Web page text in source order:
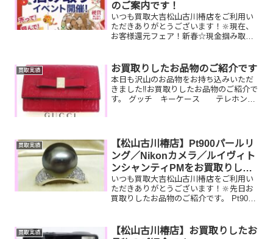
のご案内です！
いつも買取大吉松山古川椿店をご利用い
ただきありがとうございます！🔆現在、
お客様還元フェア！新春☆現金掴み取り
様限定でご参加いただけます😌(金券類、
テ...
買取実績 お買取りしたお品物のご紹介です
本日も沢山のお品物をお持ち込みいただ
きました‼️お買取りしたお品物のご紹介で
す。 グッチ キーケース テレホンカ
定させていただきま...
買取実績
【松山古川椿店】Pt900パールリ
ング／Nikonカメラ／ルイヴィト
ンシャンティPMをお買取りしま
した！
いつも買取大吉松山古川椿店をご利用い
ただきありがとうございます！🔆先日お
買取りしたお品物のご紹介です。 Pt900
はございませんか？そのお品物ぜひ！買
買取実績
【松山古川椿店】お買取りしたお